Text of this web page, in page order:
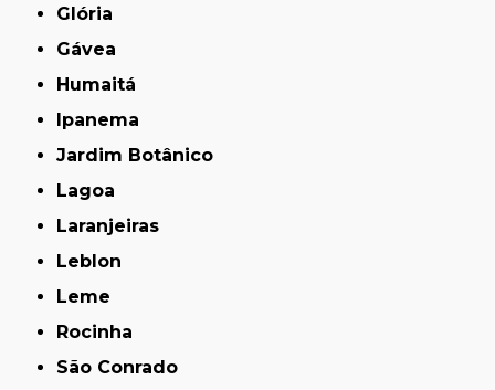
Glória
Gávea
Humaitá
Ipanema
Jardim Botânico
Lagoa
Laranjeiras
Leblon
Leme
Rocinha
São Conrado